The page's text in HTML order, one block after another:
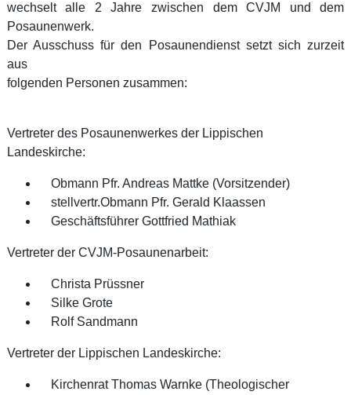
wechselt alle 2 Jahre zwischen dem CVJM und dem
Posaunenwerk.
Der Ausschuss für den Posaunendienst setzt sich zurzeit
aus
folgenden Personen zusammen:
Vertreter des Posaunenwerkes der Lippischen
Landeskirche:
Obmann Pfr. Andreas Mattke (Vorsitzender)
stellvertr.Obmann Pfr. Gerald Klaassen
Geschäftsführer Gottfried Mathiak
Vertreter der CVJM‐Posaunenarbeit:
Christa Prüssner
Silke Grote
Rolf Sandmann
Vertreter der Lippischen Landeskirche:
Kirchenrat Thomas Warnke (Theologischer